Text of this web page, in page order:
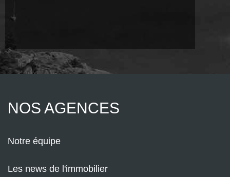
NOS AGENCES
Notre équipe
Les news de l'immobilier